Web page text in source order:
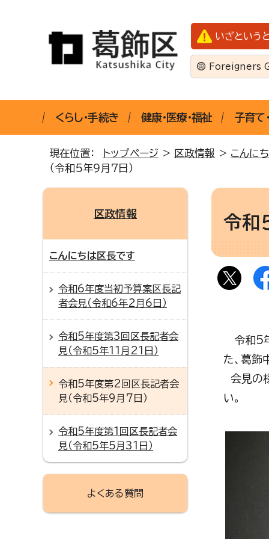
いざという
Foreigners
くらし・手続き 健康・医療・福祉 子育て
現在位置： トップページ > 区政情報 > こんに
（令和5年9月7日）
令和
令和5
た、葛飾
会見の
い。
区政情報
こんにちは区長です
令和6年度当初予算案区長記
者会見（令和6年2月6日）
令和5年度第3回区長記者会
見（令和5年11月21日）
令和5年度第2回区長記者会
見（令和5年9月7日）
令和5年度第1回区長記者会
見（令和5年5月31日）
よくある質問